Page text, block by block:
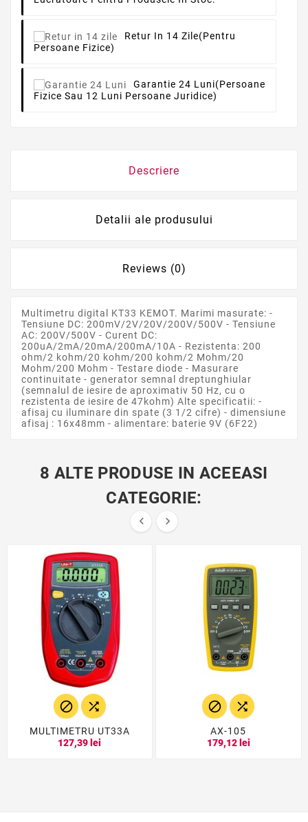
Retur In 14 Zile(pentru
Persoane Fizice)
Garantie 24 Luni(persoane
Fizice Sau 12 Luni Persoane Juridice)
Descriere
Detalii ale produsului
Reviews (0)
Multimetru digital KT33 KEMOT. Marimi masurate: -
Tensiune DC: 200mV/2V/20V/200V/500V - Tensiune
AC: 200V/500V - Curent DC:
200uA/2mA/20mA/200mA/10A - Rezistenta: 200
ohm/2 kohm/20 kohm/200 kohm/2 Mohm/20
Mohm/200 Mohm - Testare diode - Masurare
continuitate - generator semnal dreptunghiular
(semnalul de iesire de aproximativ 50 Hz, cu o
rezistenta de iesire de 47kohm) Alte specificatii: -
afisaj cu iluminare din spate (3 1/2 cifre) - dimensiune
afisaj : 16x48mm - alimentare: baterie 9V (6F22)
8 ALTE PRODUSE IN ACEEASI
CATEGORIE:
 
 
MULTIMETRU UT33A
127,39 lei
 
AX-105
179,12 lei